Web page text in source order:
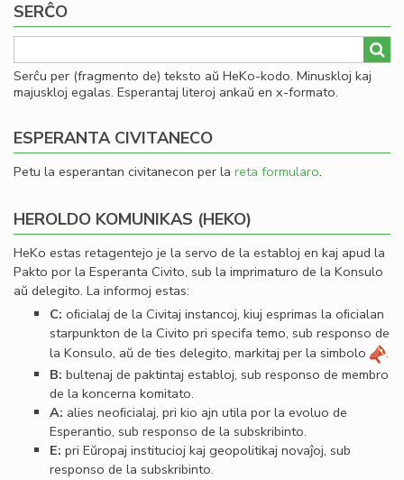
SERĈO
Serĉu per (fragmento de) teksto aŭ HeKo-kodo. Minuskloj kaj
majuskloj egalas. Esperantaj literoj ankaŭ en x-formato.
ESPERANTA CIVITANECO
Petu la esperantan civitanecon per la reta formularo.
HEROLDO KOMUNIKAS (HEKO)
HeKo estas retagentejo je la servo de la establoj en kaj apud la
Pakto por la Esperanta Civito, sub la imprimaturo de la Konsulo
aŭ delegito. La informoj estas:
C: oﬁcialaj de la Civitaj instancoj, kiuj esprimas la oﬁcialan
starpunkton de la Civito pri specifa temo, sub responso de
la Konsulo, aŭ de ties delegito, markitaj per la simbolo
.
B: bultenaj de paktintaj establoj, sub responso de membro
de la koncerna komitato.
A: alies neoﬁcialaj, pri kio ajn utila por la evoluo de
Esperantio, sub responso de la subskribinto.
E: pri Eŭropaj institucioj kaj geopolitikaj novaĵoj, sub
responso de la subskribinto.